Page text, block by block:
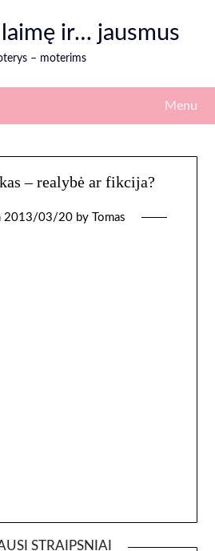
ir… jausmus
– moterims
Menu
– realybė ar fikcija?
2013/03/20by Tomas
STRAIPSNIAI